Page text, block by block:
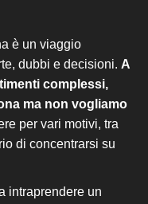
è un viaggio
dubbi e decisioni. A
complessi,
ma non vogliamo
per vari motivi, tra
di concentrarsi su
intraprendere un